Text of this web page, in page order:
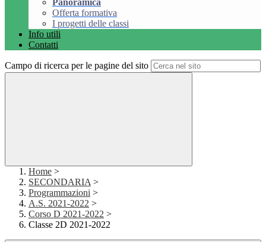
Panoramica
Offerta formativa
I progetti delle classi
Info utili
Contatti
Campo di ricerca per le pagine del sito
Home >
SECONDARIA >
Programmazioni >
A.S. 2021-2022 >
Corso D 2021-2022 >
Classe 2D 2021-2022